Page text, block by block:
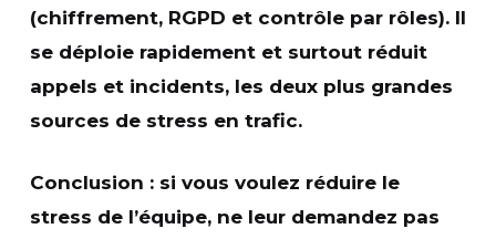
(chiffrement, RGPD et contrôle par rôles). Il
se déploie rapidementet surtout réduit
appels et incidents, les deux plus grandes
sources de stress en trafic.
Conclusion : si vous voulez réduire le
stress de l’équipe, ne leur demandez pas